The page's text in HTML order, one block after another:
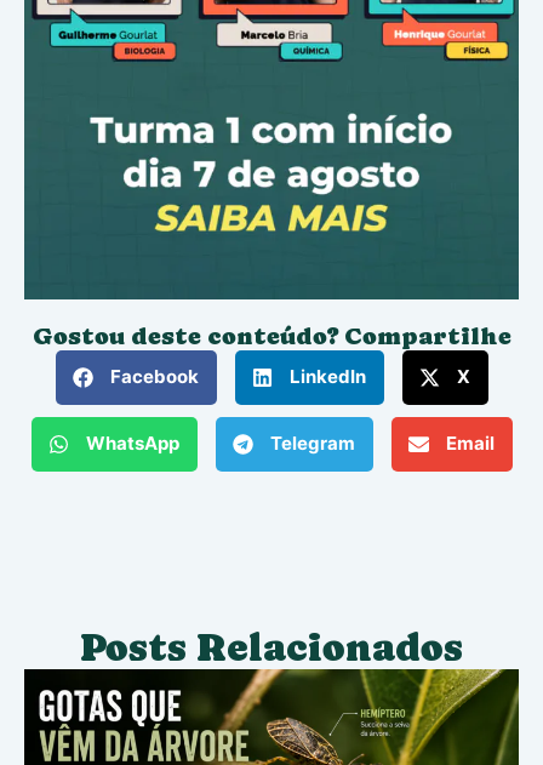
Gostou deste conteúdo? Compartilhe
Facebook LinkedIn X
WhatsApp Telegram Email
Posts Relacionados